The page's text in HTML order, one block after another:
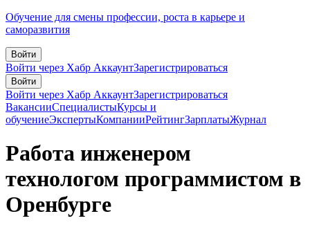
Обучение для смены профессии, роста в карьере и
саморазвития
Войти
Войти через Хабр АккаунтЗарегистрироваться
Войти
Войти через Хабр АккаунтЗарегистрироваться
ВакансииСпециалистыКурсы и
обучениеЭкспертыКомпанииРейтингЗарплатыЖурнал
Работа инженером
технологом программистом в
Оренбурге